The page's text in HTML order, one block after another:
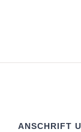
ANSCHRIFT